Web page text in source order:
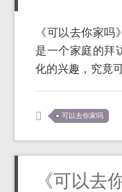
《可以去你家
是一个家庭的拜
化的兴趣，究竟
可以去你家吗
《可以去